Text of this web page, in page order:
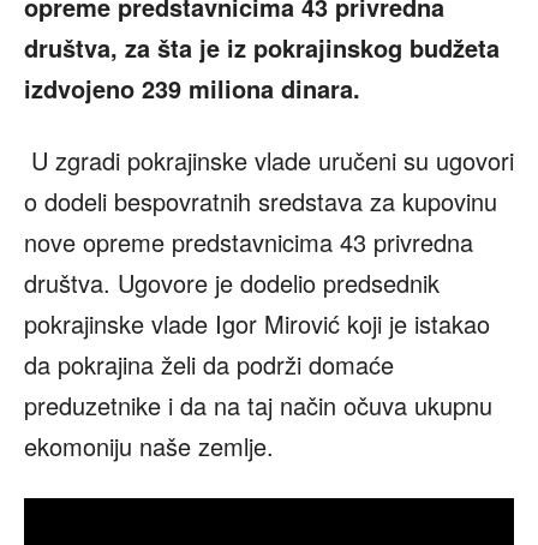
opreme predstavnicima 43 privredna
društva, za šta je iz pokrajinskog budžeta
izdvojeno 239 miliona dinara.
U zgradi pokrajinske vlade uručeni su ugovori
o dodeli bespovratnih sredstava za kupovinu
nove opreme predstavnicima 43 privredna
društva. Ugovore je dodelio predsednik
pokrajinske vlade Igor Mirović koji je istakao
da pokrajina želi da podrži domaće
preduzetnike i da na taj način očuva ukupnu
ekomoniju naše zemlje.